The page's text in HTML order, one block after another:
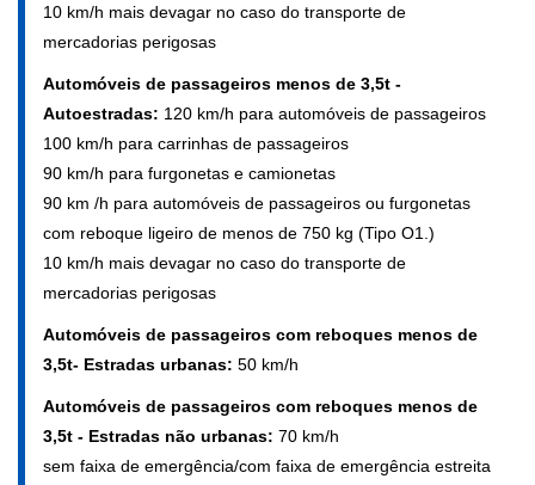
10 km/h mais devagar no caso do transporte de
mercadorias perigosas
Automóveis de passageiros menos de 3,5t -
Autoestradas: 120 km/h para automóveis de passageiros
100 km/h para carrinhas de passageiros
90 km/h para furgonetas e camionetas
90 km /h para automóveis de passageiros ou furgonetas
com reboque ligeiro de menos de 750 kg (Tipo O1.)
10 km/h mais devagar no caso do transporte de
mercadorias perigosas
Automóveis de passageiros com reboques menos de
3,5t- Estradas urbanas: 50 km/h
Automóveis de passageiros com reboques menos de
3,5t - Estradas não urbanas: 70 km/h
sem faixa de emergência/com faixa de emergência estreita